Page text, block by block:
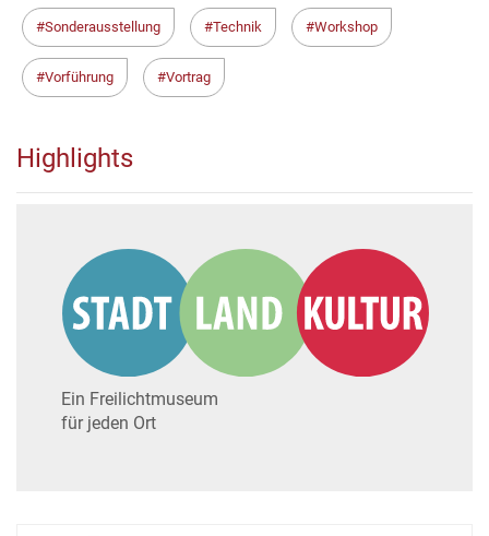
Sonderausstellung Technik Workshop
Vorführung Vortrag
Highlights
Ein Freilichtmuseum
für jeden Ort